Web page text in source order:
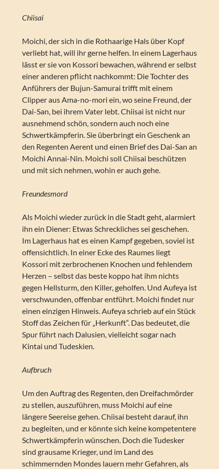
Chiisai
Moichi, der sich in die Rothaarige Hals über Kopf
verliebt hat, will ihr gerne helfen. In einem Lagerhaus
lässt er sie von Kossori bewachen, während er selbst
einer anderen pflicht nachkommt: Die Tochter des
Anführers der Bujun-Samurai trifft mit einem
Clipper aus Ama-no-mori ein, wo seine Freund, der
Dai-San, bei ihrem Vater lebt. Chiisai ist nicht nur
ausnehmend schön, sondern auch noch eine
Schwertkämpferin. Sie überbringt ein Geschenk an
den Regenten Aerent und einen Brief des Dai-San an
Moichi Annai-Nin. Moichi soll Chiisai beschützen
und mit sich nehmen, wohin er auch gehe.
Freundesmord
Als Moichi wieder zurück in die Stadt geht, alarmiert
ihn ein Diener: Etwas Schreckliches sei geschehen.
Im Lagerhaus hat es einen Kampf gegeben, soviel ist
offensichtlich. In einer Ecke des Raumes liegt
Kossori mit zerbrochenen Knochen und fehlendem
Herzen – selbst das beste koppo hat ihm nichts
gegen Hellsturm, den Killer, geholfen. Und Aufeya ist
verschwunden, offenbar entführt. Moichi findet nur
einen einzigen Hinweis. Aufeya schrieb auf ein Stück
Stoff das Zeichen für „Herkunft“. Das bedeutet, die
Spur führt nach Dalusien, vielleicht sogar nach
Kintai und Tudeskien.
Aufbruch
Um den Auftrag des Regenten, den Dreifachmörder
zu stellen, auszuführen, muss Moichi auf eine
längere Seereise gehen. Chiisai besteht darauf, ihn
zu begleiten, und er könnte sich keine kompetentere
Schwertkämpferin wünschen. Doch die Tudesker
sind grausame Krieger, und im Land des
schimmernden Mondes lauern mehr Gefahren, als